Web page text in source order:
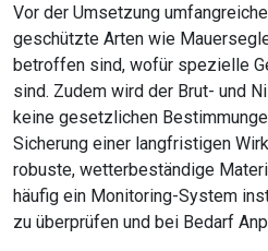
Vor der Umsetzung
geschützte Arten wie
betroffen sind, wofür spezielle
sind. Zudem wird der Brut- und
keine gesetzlichen
Sicherung einer langfristigen
robuste, wetterbeständige
häufig ein Monitoring-System
zu überprüfen und bei Bedarf